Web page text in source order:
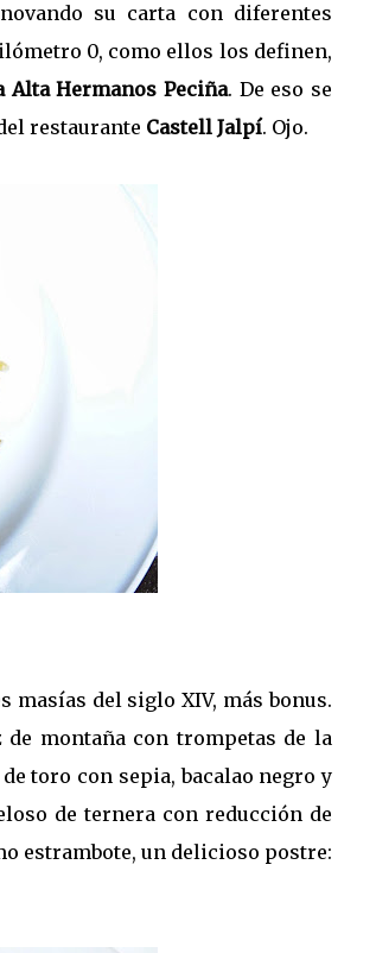
su carta con diferentes
0, como ellos los definen,
Alta Hermanos Peciña. De eso se
restaurante Castell Jalpí. Ojo.
masías del siglo XIV, más bonus.
montaña con trompetas de la
toro con sepia, bacalao negro y
de ternera con reducción de
estrambote, un delicioso postre: